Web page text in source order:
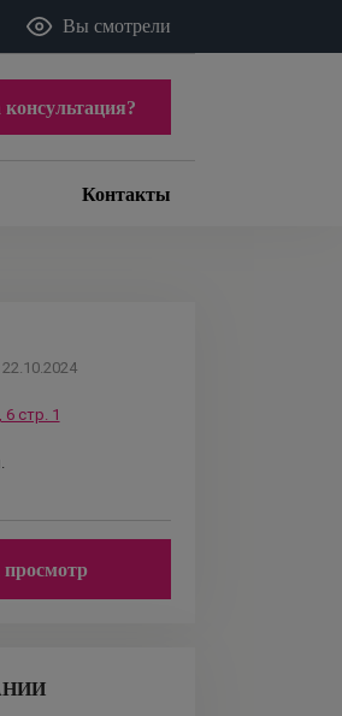
Вы смотрели
Контакты
22.10.2024
стр. 1
просмотр